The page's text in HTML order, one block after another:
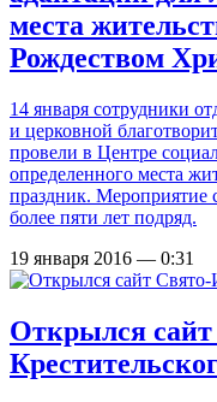
места
Рождеством
14 января сотрудники
и церковной
провели в Центре
определенного места
праздник. Мероприятие
более пяти лет подряд.
19 января 2016 — 0:31
Открылся